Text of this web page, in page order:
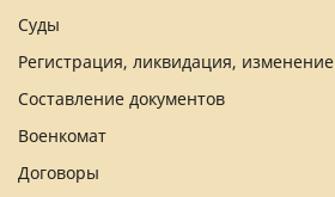
Суды
Регистрация, ликвидация, изменение
Составление документов
Военкомат
Договоры